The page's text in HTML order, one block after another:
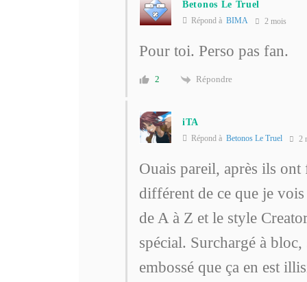
Betonos Le Truel
Répond à BIMA 2 mois
Pour toi. Perso pas fan.
2 Répondre
iTA
Répond à Betonos Le Truel 2
Ouais pareil, après ils
différent de ce que je vois
de A à Z et le style
spécial. Surchargé à
embossé que ça en est